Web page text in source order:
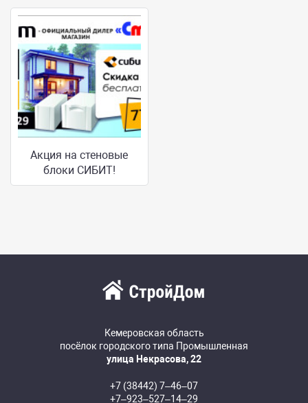
Акция на стеновые
блоки СИБИТ!
Кемеровская область
посёлок городского типа Промышленная
улица Некрасова, 22
+7 (38442) 7‒46‒07
+7‒923‒527‒14‒29